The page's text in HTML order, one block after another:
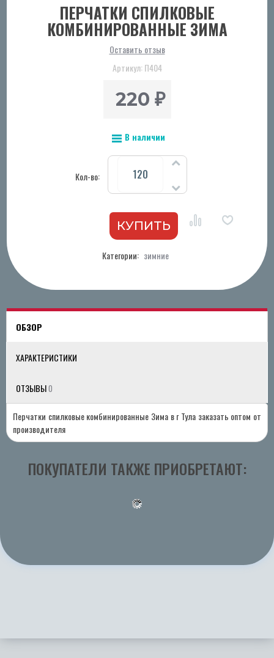
ПЕРЧАТКИ СПИЛКОВЫЕ
КОМБИНИРОВАННЫЕ ЗИМА
Оставить отзыв
Артикул:П404
220 ₽
В наличии
Кол-во:
Категории: зимние
ОБЗОР
ХАРАКТЕРИСТИКИ
ОТЗЫВЫ0
Перчатки спилковые комбинированные Зима в г Тула заказать оптом от
производителя
ПОКУПАТЕЛИ ТАКЖЕ ПРИОБРЕТАЮТ: